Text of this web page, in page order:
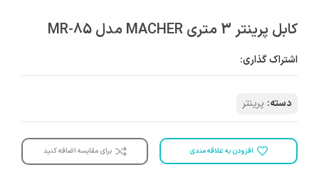
کابل پرینتر 3 متری MACHER مدل MR-85
اشتراک گذاری:
دسته: پرینتر
افزودن به علاقه مندی برای مقایسه اضافه کنید